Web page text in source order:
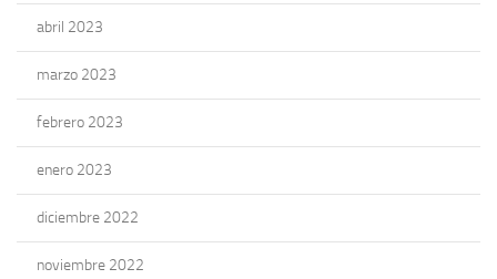
abril 2023
marzo 2023
febrero 2023
enero 2023
diciembre 2022
noviembre 2022